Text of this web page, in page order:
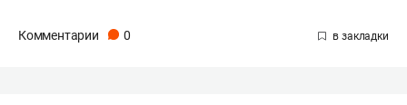
Комментарии 0